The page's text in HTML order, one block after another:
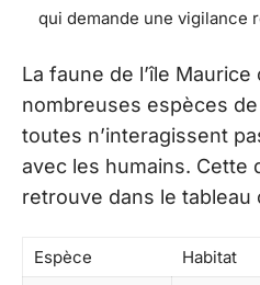
qui demande une vigilance
La faune de l’île
nombreuses espèces
toutes n’interagissent
avec les humains. Cette
retrouve dans le tableau
Espèce Habitat